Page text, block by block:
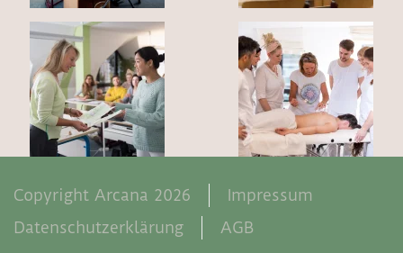
Copyright Arcana 2026
Impressum
Datenschutzerklärung
AGB